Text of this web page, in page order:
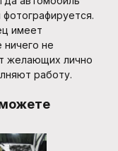
имеет
не
желающих лично
работу.